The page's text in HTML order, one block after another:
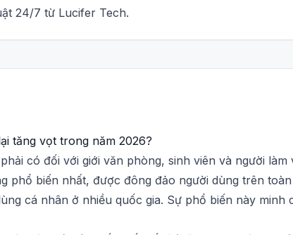
24/7 từ Lucifer Tech.
tăng vọt trong năm 2026?
có đối với giới văn phòng, sinh viên và người làm
phổ biến nhất, được đông đảo người dùng trên
cá nhân ở nhiều quốc gia. Sự phổ biến này minh